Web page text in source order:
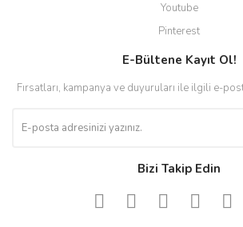
Youtube
Pinterest
E-Bültene Kayıt Ol!
Fırsatları, kampanya ve duyuruları ile ilgili e-
Bizi Takip Edin